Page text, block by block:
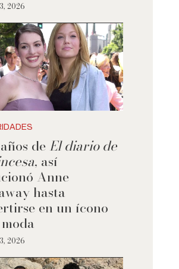
2026
de El diario de
, así
Anne
hasta
en un ícono
2026